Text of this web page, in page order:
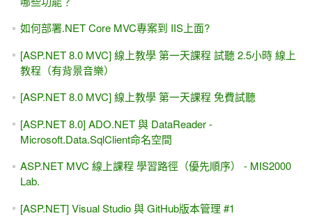
如何部署.NET Core MVC專案到 IIS上面?
[ASP.NET 8.0 MVC] 線上教學 第一天課程 試聽 2.5小時 線上
教程（有背景音樂）
[ASP.NET 8.0 MVC] 線上教學 第一天課程 免費試聽
[ASP.NET 8.0] ADO.NET 與 DataReader -
Microsoft.Data.SqlClient命名空間
ASP.NET MVC 線上課程 學習路徑（優先順序） - MIS2000
Lab.
[ASP.NET] Visual Studio 與 GitHub版本管理 #1